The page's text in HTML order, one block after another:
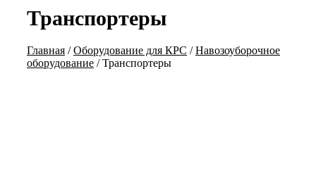
Транспортеры
Главная /Оборудование для КРС /Навозоуборочное
оборудование /Транспортеры